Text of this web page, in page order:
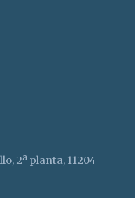
2ª planta, 11204